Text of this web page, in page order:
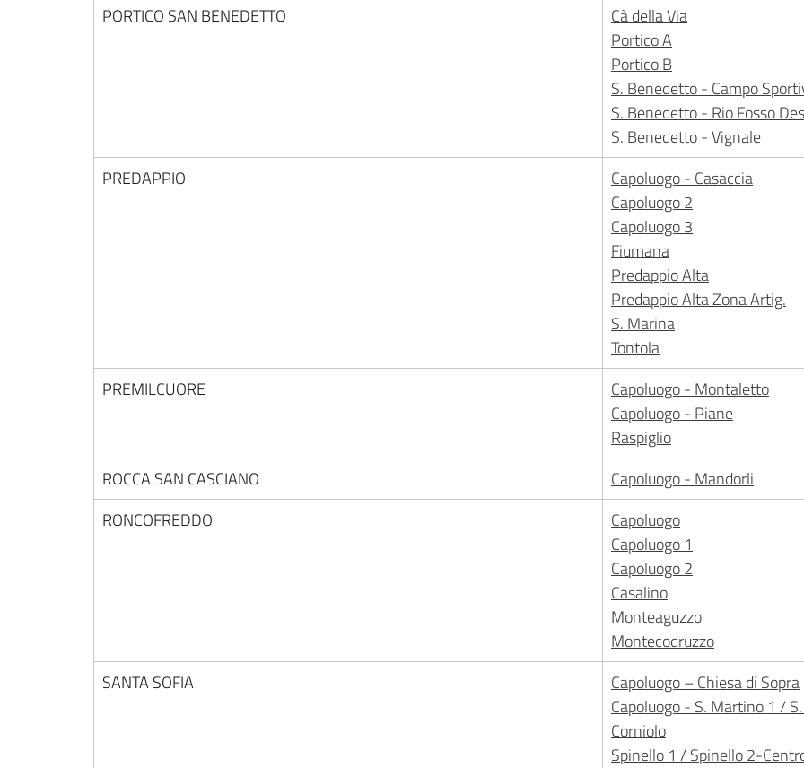
PORTICO SAN BENEDETTO
Cà della Via
Portico A
Portico B
S. Benedetto - Campo
S. Benedetto - Rio Fosso
S. Benedetto - Vignale
PREDAPPIO
Capoluogo - Casaccia
Capoluogo 2
Capoluogo 3
Fiumana
Predappio Alta
Predappio Alta Zona Artig.
S. Marina
Tontola
PREMILCUORE
Capoluogo - Montaletto
Capoluogo - Piane
Raspiglio
ROCCA SAN CASCIANO
Capoluogo - Mandorli
RONCOFREDDO
Capoluogo
Capoluogo 1
Capoluogo 2
Casalino
Monteaguzzo
Montecodruzzo
SANTA SOFIA
Capoluogo – Chiesa di Sopra
Capoluogo - S. Martino 1 /
Corniolo
Spinello 1 / Spinello 2-